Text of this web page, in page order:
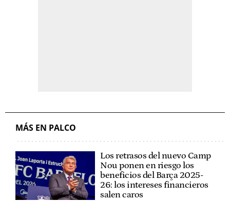
MÁS EN PALCO
Los retrasos del nuevo Camp
Nou ponen en riesgo los
beneficios del Barça 2025-
26: los intereses financieros
salen caros